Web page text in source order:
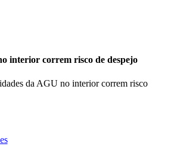
interior correm risco de despejo
da AGU no interior correm risco